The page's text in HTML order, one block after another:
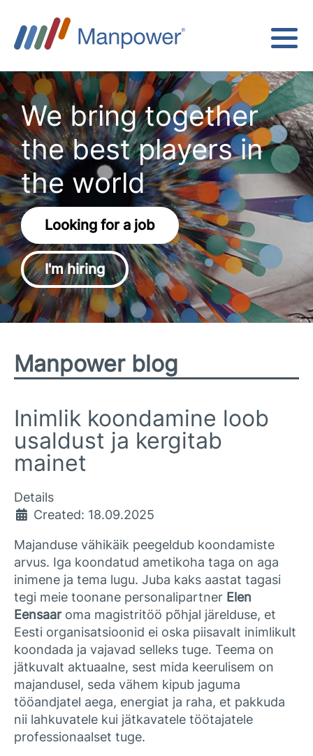
We bring together
the best players in
the world
Looking for a job
I'm hiring
Manpower blog
Inimlik koondamine loob
usaldust ja kergitab
mainet
Details
Created: 18.09.2025
Majanduse vähikäik peegeldub koondamiste
arvus. Iga koondatud ametikoha taga on aga
inimene ja tema lugu. Juba kaks aastat tagasi
tegi meie toonane personalipartner Elen
Eensaar oma magistritöö põhjal järelduse, et
Eesti organisatsioonid ei oska piisavalt inimlikult
koondada ja vajavad selleks tuge. Teema on
jätkuvalt aktuaalne, sest mida keerulisem on
majandusel, seda vähem kipub jaguma
tööandjatel aega, energiat ja raha, et pakkuda
nii lahkuvatele kui jätkavatele töötajatele
professionaalset tuge.